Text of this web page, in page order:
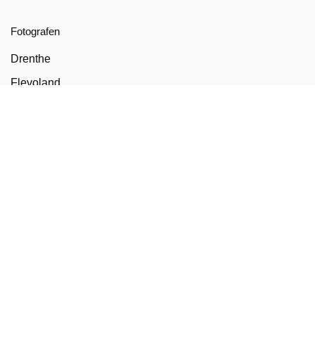
Fotografen
Drenthe
Flevoland